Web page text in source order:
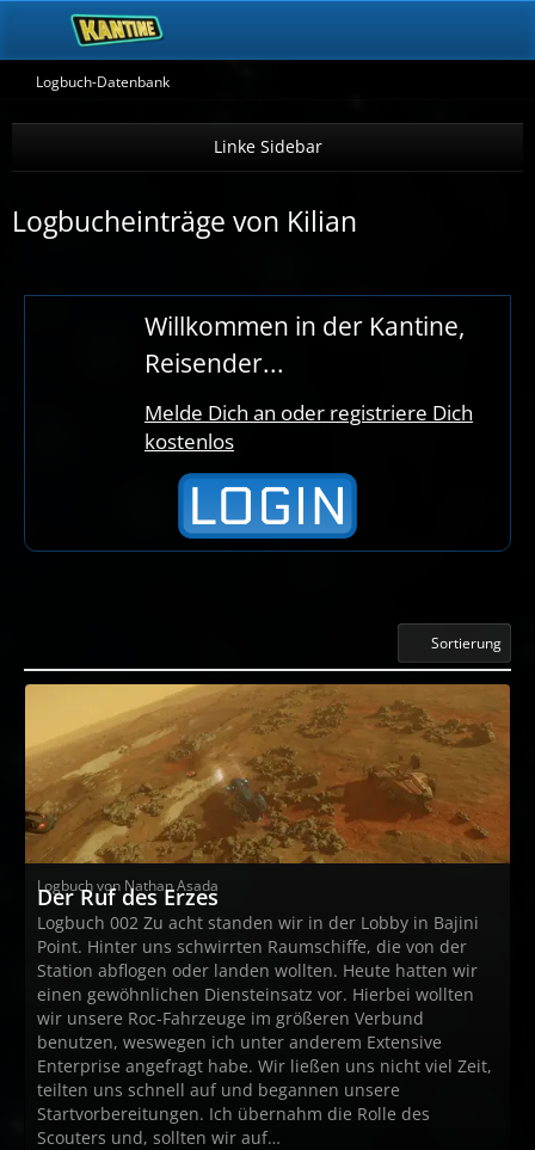
Logbuch-Datenbank
Logbucheinträge von Kilian
Willkommen in der Kantine,
Reisender...
Melde Dich an oder registriere Dich
kostenlos
Sortierung
Logbuch von Nathan Asada
Der Ruf des Erzes
Logbuch 002 Zu acht standen wir in der Lobby in Bajini
Point. Hinter uns schwirrten Raumschiffe, die von der
Station abflogen oder landen wollten. Heute hatten wir
einen gewöhnlichen Diensteinsatz vor. Hierbei wollten
wir unsere Roc-Fahrzeuge im größeren Verbund
benutzen, weswegen ich unter anderem Extensive
Enterprise angefragt habe. Wir ließen uns nicht viel Zeit,
teilten uns schnell auf und begannen unsere
Startvorbereitungen. Ich übernahm die Rolle des
Scouters und, sollten wir auf…